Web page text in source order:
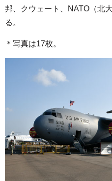
邦、クウェート、NATO（北
る。
＊写真は17枚。